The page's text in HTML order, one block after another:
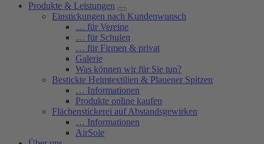
Produkte & Leistungen
Einstickungen nach Kundenwunsch
… für Vereine
… für Schulen
… für Firmen & privat
Galerie
Was können wir für Sie tun?
Bestickte Heimtextilien & Plauener Spitzen
… Informationen
Produkte online kaufen
Flächenstickerei auf Abstandsgewirken
… Informationen
AirSole